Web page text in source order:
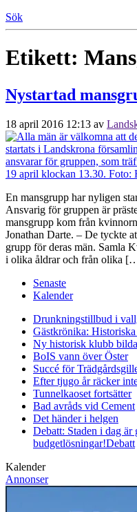
Sök
Etikett:
Nystartad
18 april 2016 12:13 av
En mansgrupp har nyligen
Ansvarig för gruppen är
mansgrupp kom från
Jonathan Darte. – De tyckte
grupp för deras män. Samla
i olika åldrar och från olika
Senaste
Kalender
Drunkningstillbud i
Gästkrönika:
Ny historisk klubb
BoIS vann över Öster
Succé för
Efter tjugo år räcker
Tunnelkaoset fortsätter
Bad avråds vid Cement
Det händer i helgen
Debatt: Staden i dag är
budgetlösningar!Debatt
Kalender
Annonser